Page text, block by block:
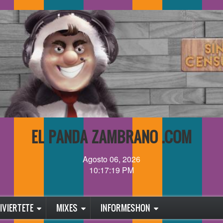
EL PANDA ZAMBRANO .COM
Agosto 06, 2026
10:17:19 PM
MIXES INFORMESHON